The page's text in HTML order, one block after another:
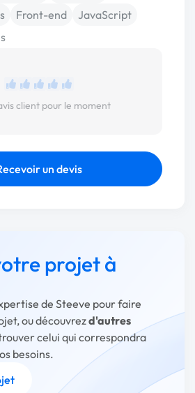
Front-end
JavaScript
client pour le moment
un devis
projet à
de Steeve pour faire
ou découvrezd'autres
celui qui correspondra
besoins.